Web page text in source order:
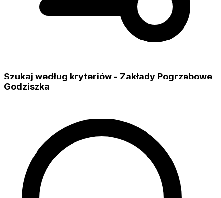
Szukaj według kryteriów - Zakłady Pogrzebowe
Godziszka